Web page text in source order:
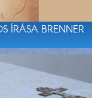
ÍRÁSA BRENNER